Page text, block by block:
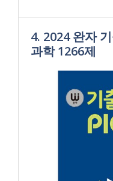
4. 2024 완자
과학 1266제